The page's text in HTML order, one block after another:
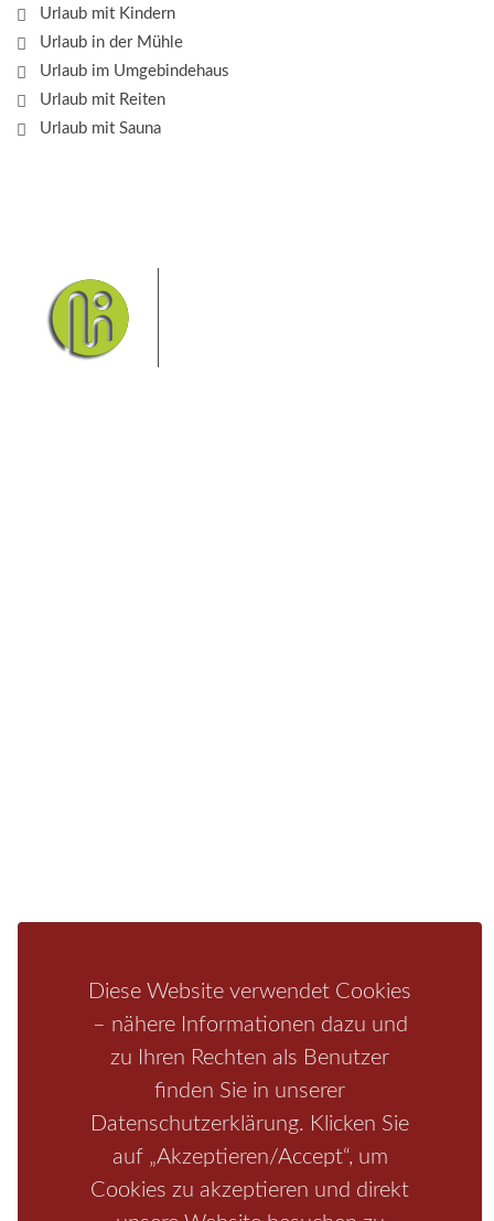
Diese Website verwendet Cookies
– nähere Informationen dazu und
zu Ihren Rechten als Benutzer
finden Sie in unserer
Datenschutzerklärung. Klicken Sie
auf „Akzeptieren/Accept“, um
Cookies zu akzeptieren und direkt
Urlaub mit Kindern
Urlaub in der Mühle
Urlaub im Umgebindehaus
Urlaub mit Reiten
Urlaub mit Sauna